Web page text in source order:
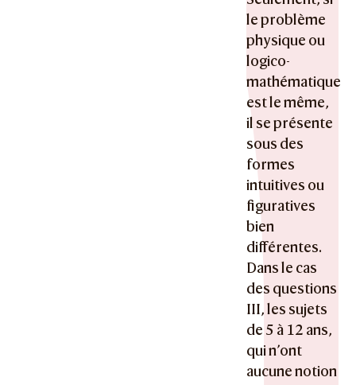
le problème
physique ou
logico-
mathématique
est le même,
il se présente
sous des
formes
intuitives ou
figuratives
bien
différentes.
Dans le cas
des questions
III, les sujets
de 5 à 12 ans,
qui n’ont
aucune notion